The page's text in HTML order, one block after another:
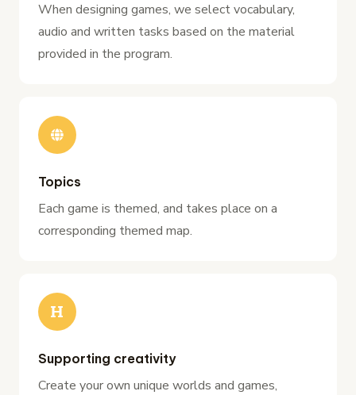
When designing games, we select vocabulary,
audio and written tasks based on the material
provided in the program.
Topics
Each game is themed, and takes place on a
corresponding themed map.
Supporting creativity
Create your own unique worlds and games,